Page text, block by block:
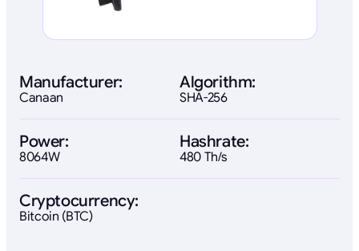
Manufacturer:
Canaan
Algorithm:
SHA-256
Power:
8064W
Hashrate:
480 Th/s
Cryptocurrency:
Bitcoin (BTC)